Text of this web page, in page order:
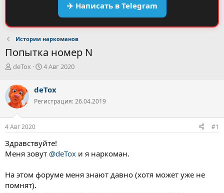
✈️ Написать в Telegram
Истории наркоманов
Попытка номер N
А
т
о
р
т
е
м
deTox
Д
а
н
ч
а
4 Авг 2020
deTox
Регистрация: 26.04.2019
4 Авг 2020 #1
Здравствуйте!
Меня зовут @deTox и я наркоман.
На этом форуме меня знают давно (хотя может уже не
помнят).